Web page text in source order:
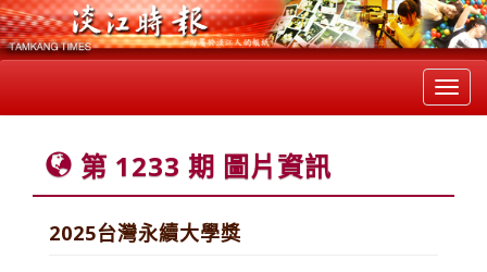
第 1233 期 圖片資訊
2025台灣永續大學獎